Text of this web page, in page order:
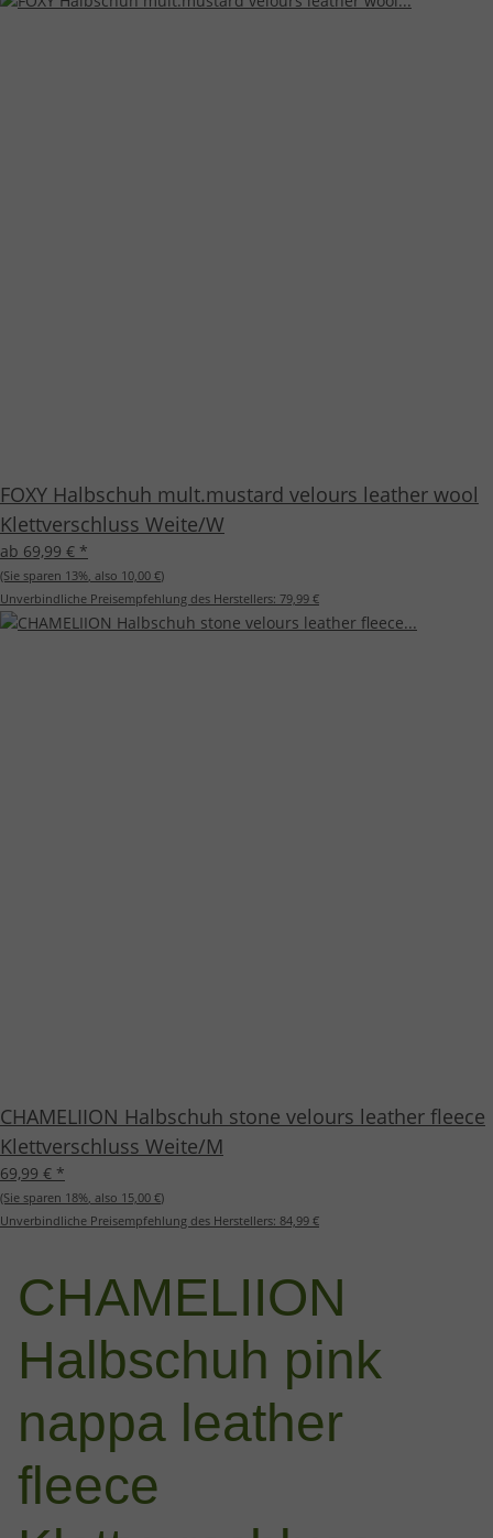
FOXY Halbschuh mult.mustard velours leather wool
Klettverschluss Weite/W
ab 69,99 € *
(Sie sparen 13%, also 10,00 €)
Unverbindliche Preisempfehlung des Herstellers: 79,99 €
CHAMELIION Halbschuh stone velours leather fleece
Klettverschluss Weite/M
69,99 € *
(Sie sparen 18%, also 15,00 €)
Unverbindliche Preisempfehlung des Herstellers: 84,99 €
CHAMELIION
Halbschuh pink
nappa leather
fleece